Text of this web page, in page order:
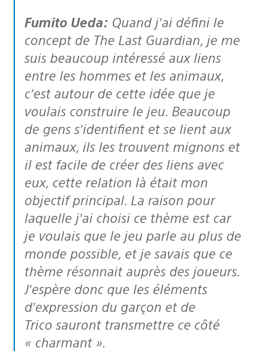
Fumito Ueda: Quand j’ai défini le
concept de The Last Guardian, je me
suis beaucoup intéressé aux liens
entre les hommes et les animaux,
c’est autour de cette idée que je
voulais construire le jeu. Beaucoup
de gens s’identifient et se lient aux
animaux, ils les trouvent mignons et
il est facile de créer des liens avec
eux, cette relation là était mon
objectif principal. La raison pour
laquelle j’ai choisi ce thème est car
je voulais que le jeu parle au plus de
monde possible, et je savais que ce
thème résonnait auprès des joueurs.
J’espère donc que les éléments
d’expression du garçon et de
Trico sauront transmettre ce côté
« charmant ».